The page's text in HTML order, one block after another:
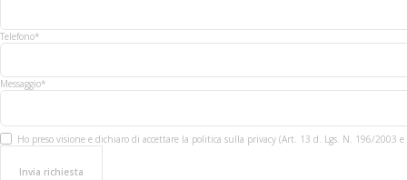
Telefono*
Messaggio*
Ho preso visione e dichiaro di accettare la politica sulla privacy (Art. 13 d. Lgs. N. 196/2003
Invia richiesta